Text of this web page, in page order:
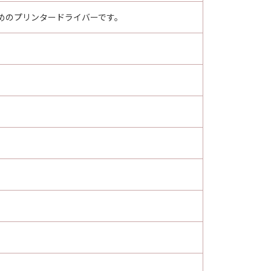
SOFTWARE, YOU
BY ITS TERMS AND
OF AGREEMENT
OR PRIOR
RELATING TO THE
SIGNED BY A DULY
プリンタードライバーです。